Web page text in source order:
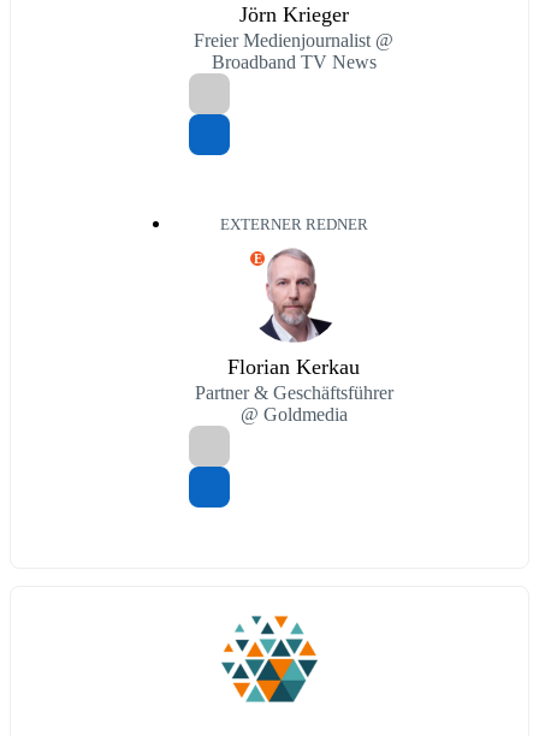
Jörn Krieger
Freier Medienjournalist @
Broadband TV News
EXTERNER REDNER
E
Florian Kerkau
Partner & Geschäftsführer
@ Goldmedia